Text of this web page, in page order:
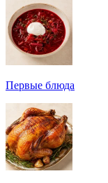
Первые блюда